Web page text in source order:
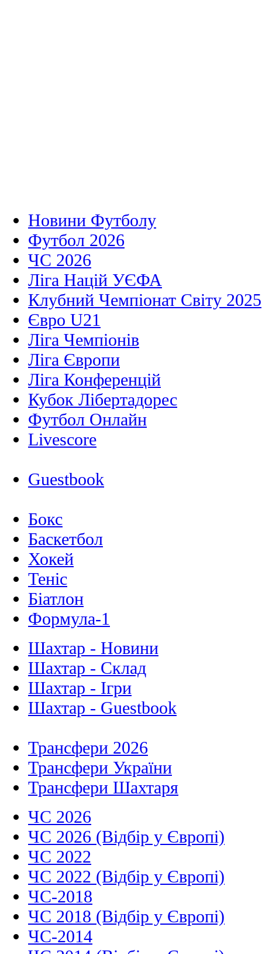
Новини Футболу
Футбол 2026
ЧС 2026
Ліга Націй УЄФА
Клубний Чемпіонат Світу 2025
Євро U21
Ліга Чемпіонів
Ліга Європи
Ліга Конференцій
Кубок Лібертадорес
Футбол Онлайн
Livescore
Guestbook
Бокс
Баскетбол
Хокей
Теніс
Біатлон
Формула-1
Шахтар - Новини
Шахтар - Склад
Шахтар - Ігри
Шахтар - Guestbook
Трансфери 2026
Трансфери України
Трансфери Шахтаря
ЧС 2026
ЧС 2026 (Відбір у Європі)
ЧС 2022
ЧС 2022 (Відбір у Європі)
ЧС-2018
ЧС 2018 (Відбір у Європі)
ЧС-2014